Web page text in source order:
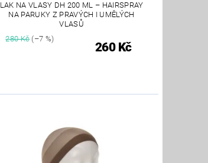
LAK NA VLASY DH 200 ML – HAIRSPRAY
NA PARUKY Z PRAVÝCH I UMĚLÝCH
VLASŮ
280 Kč(–7 %)
260 Kč